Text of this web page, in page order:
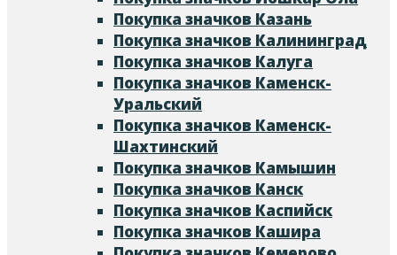
Покупка значков Казань
Покупка значков Калининград
Покупка значков Калуга
Покупка значков Каменск-
Уральский
Покупка значков Каменск-
Шахтинский
Покупка значков Камышин
Покупка значков Канск
Покупка значков Каспийск
Покупка значков Кашира